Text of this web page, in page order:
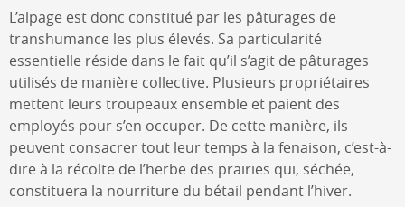
L’alpage est donc constitué par les pâturages de
transhumance les plus élevés. Sa particularité
essentielle réside dans le fait qu’il s’agit de pâturages
utilisés de manière collective. Plusieurs propriétaires
mettent leurs troupeaux ensemble et paient des
employés pour s’en occuper. De cette manière, ils
peuvent consacrer tout leur temps à la fenaison, c’est-à-
dire à la récolte de l’herbe des prairies qui, séchée,
constituera la nourriture du bétail pendant l’hiver.